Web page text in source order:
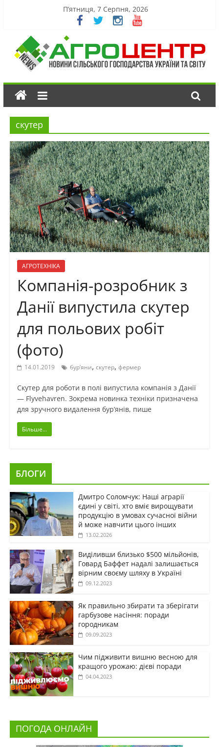
П’ятниця, 7 Серпня, 2026
скутер
АГРОТЕХНІКА
Компанія-розробник з
Данії випустила скутер
для польових робіт
(фото)
14.01.2019 бур’яни, скутер, фермер
Скутер для роботи в полі випустила компанія з Данії
— Flyvehavren. Зокрема новинка техніки призначена
для зручного видалення бур’янів, пише
Більше...
БЛОГИ
Дмитро Соломчук: Наші аграрії
єдині у світі, хто вміє вирощувати
продукцію в умовах сучасної війни
й може навчити цього інших
13.02.2026
Виділивши близько $500 мільйонів,
Говард Баффет надалі залишається
вірним своєму шляху в Україні
09.12.2023
Як правильно збирати та зберігати
гарбузове насіння: поради
городникам
09.09.2023
Чим підживити вишню весною для
кращого урожаю: дієві поради
04.04.2023
ПОГОДА ОНЛАЙН